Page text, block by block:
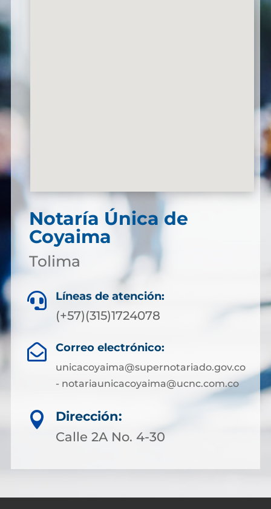
Notaría Única de
Coyaima
Tolima
 Líneas de atención:
(+57)(315)1724078
 Correo electrónico:
unicacoyaima@supernotariado.gov.co
- notariaunicacoyaima@ucnc.com.co

Dirección:
Calle 2A No. 4-30